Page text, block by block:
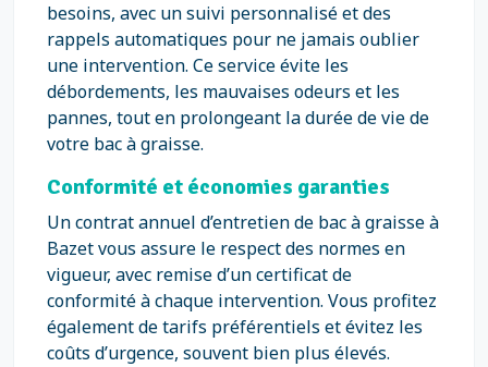
besoins, avec un suivi personnalisé et des
rappels automatiques pour ne jamais oublier
une intervention. Ce service évite les
débordements, les mauvaises odeurs et les
pannes, tout en prolongeant la durée de vie de
votre bac à graisse.
Conformité et économies garanties
Un contrat annuel d’entretien de bac à graisse à
Bazet vous assure le respect des normes en
vigueur, avec remise d’un certificat de
conformité à chaque intervention. Vous profitez
également de tarifs préférentiels et évitez les
coûts d’urgence, souvent bien plus élevés.